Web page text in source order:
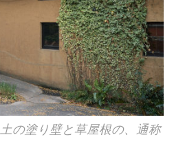
の塗り壁と草屋根の、通称